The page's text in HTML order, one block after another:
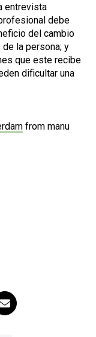
entrevista
debe
del cambio
la persona; y
que este recibe
dificultar una
from manu